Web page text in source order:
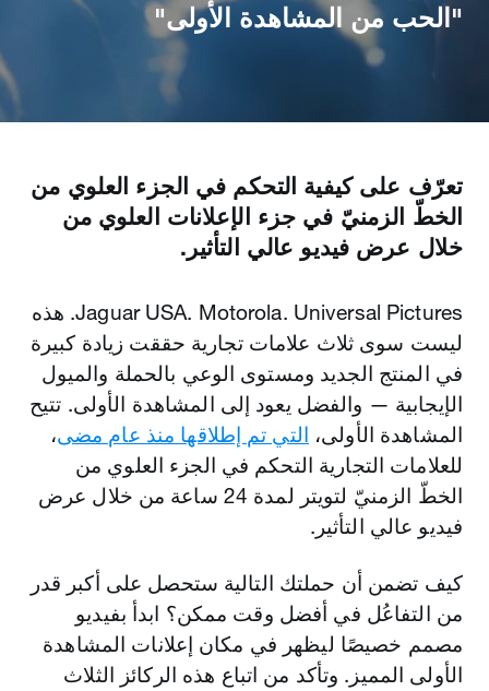
"الحب من المشاهدة الأولى"
تعرّف على كيفية التحكم في الجزء العلوي من
الخطّ الزمنيّ في جزء الإعلانات العلوي من
خلال عرض فيديو عالي التأثير.
Jaguar USA. Motorola. Universal Pictures. هذه
ليست سوى ثلاث علامات تجارية حققت زيادة كبيرة
في المنتج الجديد ومستوى الوعي بالحملة والميول
الإيجابية — والفضل يعود إلى المشاهدة الأولى. تتيح
المشاهدة الأولى، التي تم إطلاقها منذ عام مضى،
للعلامات التجارية التحكم في الجزء العلوي من
الخطّ الزمنيّ لتويتر لمدة 24 ساعة من خلال عرض
فيديو عالي التأثير.
كيف تضمن أن حملتك التالية ستحصل على أكبر قدر
من التفاعُل في أفضل وقت ممكن؟ ابدأ بفيديو
مصمم خصيصًا ليظهر في مكان إعلانات المشاهدة
الأولى المميز. وتأكد من اتباع هذه الركائز الثلاث